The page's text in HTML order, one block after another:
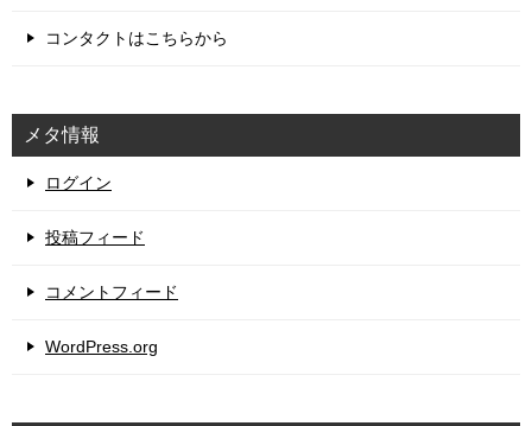
コンタクトはこちらから
メタ情報
ログイン
投稿フィード
コメントフィード
WordPress.org